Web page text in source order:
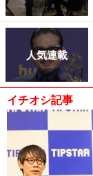
人気連載
イチオシ記事